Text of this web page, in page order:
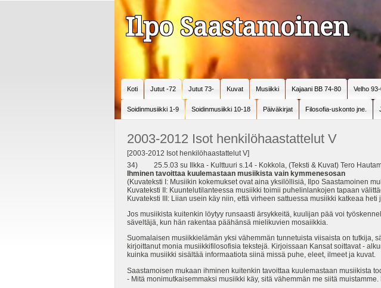
Ilpo Saastamoinen
Koti Jutut -72 Jutut 73- Kuvat Musiikki Kajaani BB 74-80 Velho 93-
Soidinmusiikki 1-9 Soidinmusiikki 10-18 Päiväkirjat Filosofia-uskonto jne.
2003-2012 Isot henkilöhaastattelut V
[2003-2012 Isot henkilöhaastattelut V]
34) 25.5.03 su Ilkka - Kulttuuri s.14 - Kokkola, (Teksti & Kuvat) Tero
Ihminen tavoittaa kuulemastaan musiikista vain kymmenesosan
(Kuvateksti I: Musiikin kokemukset ovat aina yksilöllisiä, Ilpo Saastamoinen
Kuvateksti II: Kuuntelutilanteessa musiikki toimii puhelinlankojen tapaan
Kuvateksti III: Liian usein käy niin, että virheen sattuessa musiikki katkeaa
Jos musiikista kuitenkin löytyy runsaasti ärsykkeitä, kuulijan pää voi
säveltäjä, kun hän rakentaa päähänsä mielikuvien mosaiikkia.
Suomalaisen musiikkielämän yksi vähemmän tunnetuista viisaista on tutkija,
kirjoittanut monia musiikkifilosofisia tekstejä. Kirjoissaan Kansat soittavat -
kuinka musiikki sisältää informaatiota siinä missä puhe, eleet, ilmeet ja kuvat.
Saastamoisen mukaan ihminen kuitenkin tavoittaa kuulemastaan musiikista
- Mitä monimutkaisemmaksi musiikki käy, sitä vähemmän me siitä